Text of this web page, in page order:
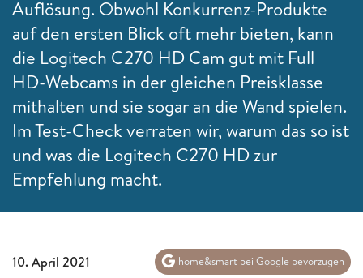
Auflösung. Obwohl Konkurrenz-Produkte
auf den ersten Blick oft mehr bieten, kann
die Logitech C270 HD Cam gut mit Full
HD-Webcams in der gleichen Preisklasse
mithalten und sie sogar an die Wand spielen.
Im Test-Check verraten wir, warum das so ist
und was die Logitech C270 HD zur
Empfehlung macht.
10. April 2021 home&smart bei Google bevorzugen